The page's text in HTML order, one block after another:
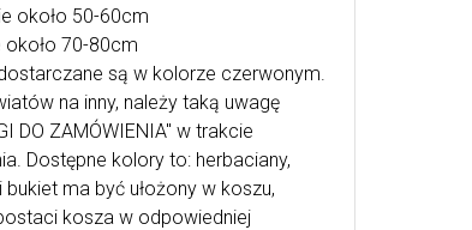
około 50-60cm
około 70-80cm
są w kolorze czerwonym.
na inny, należy taką uwagę
DO ZAMÓWIENIA" w trakcie
Dostępne kolory to: herbaciany,
ma być ułożony w koszu,
kosza w odpowiedniej